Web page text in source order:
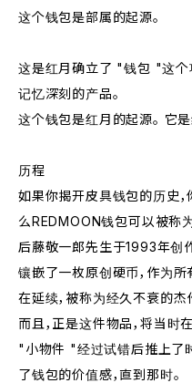
这个钱包是部属的起源。
这是红月确立了 "钱包 "这个
记忆深刻的产品。
这个钱包是红月的起源。 它是
历程
如果你揭开皮具钱包的历史
么REDMOON钱包可以被称
后藤敬一郎先生于1993年创
镶嵌了一枚原创硬币，作为
在延续，被称为经久不衰的杰
而且，正是这件物品，将当
"小物件 "经过试错后推上了
了钱包的价值感，直到那时。